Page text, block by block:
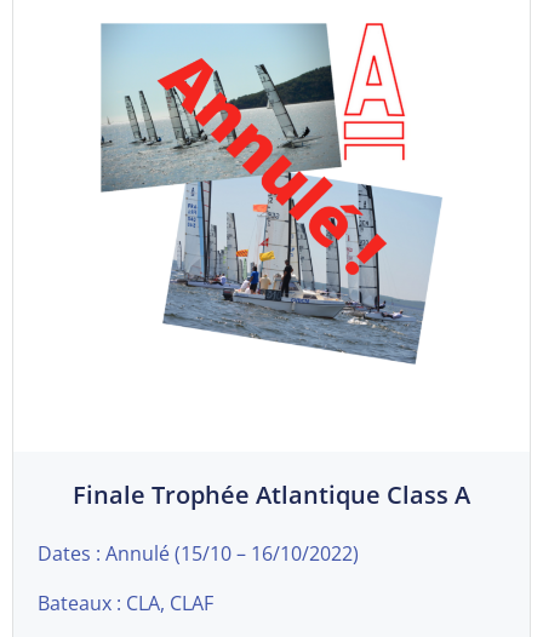
Finale Trophée Atlantique Class A
Dates : Annulé (15/10 – 16/10/2022)
Bateaux : CLA, CLAF